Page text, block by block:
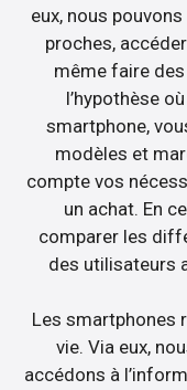
eux, nous
proches,
même faire
l’hypothèse
smartphone,
modèles et
compte vos
un achat. En
comparer les
des utilisateurs
Les smartphones
vie. Via eux,
accédons à